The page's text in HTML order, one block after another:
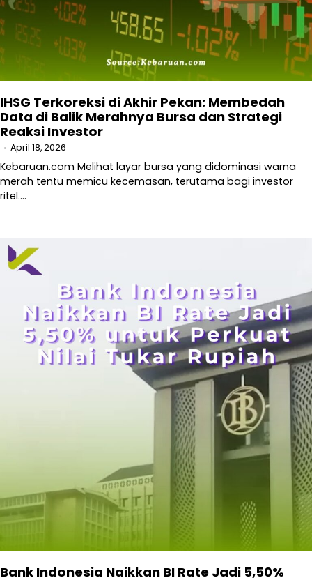
IHSG Terkoreksi di Akhir Pekan: Membedah
Data di Balik Merahnya Bursa dan Strategi
Reaksi Investor
April 18, 2026
Kebaruan.com Melihat layar bursa yang didominasi warna
merah tentu memicu kecemasan, terutama bagi investor
ritel.…
Bank Indonesia Naikkan BI Rate Jadi 5,50%